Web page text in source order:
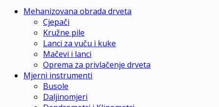
Mehanizovana obrada drveta
Cjepači
Kružne pile
Lanci za vuču i kuke
Mačevi i lanci
Oprema za privlačenje drveta
Mjerni instrumenti
Busole
Daljinomjeri